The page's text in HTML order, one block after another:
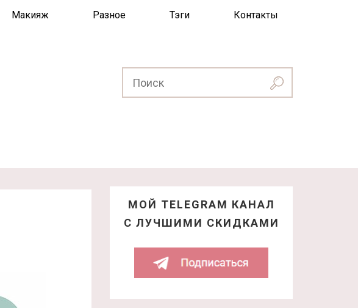
Макияж Разное Тэги Контакты
МОЙ TELEGRAM КАНАЛ
С ЛУЧШИМИ СКИДКАМИ